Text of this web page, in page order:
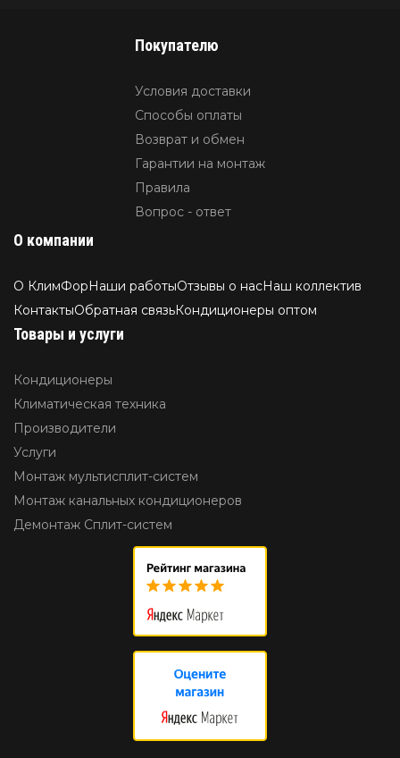
Покупателю
Условия доставки
Способы оплаты
Возврат и обмен
Гарантии на монтаж
Правила
Вопрос - ответ
О компании
О КлимФорНаши работыОтзывы о насНаш коллектив
КонтактыОбратная связьКондиционеры оптом
Товары и услуги
Кондиционеры
Климатическая техника
Производители
Услуги
Монтаж мультисплит-систем
Монтаж канальных кондиционеров
Демонтаж Сплит-систем